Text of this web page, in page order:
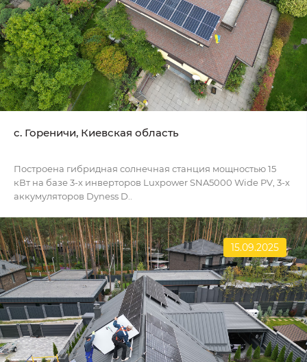
c. Гореничи, Киевская область
Построена гибридная солнечная станция мощностью 15
кВт на базе 3-х инверторов Luxpower SNA5000 Wide PV, 3-х
аккумуляторов Dyness D..
15.09.2025